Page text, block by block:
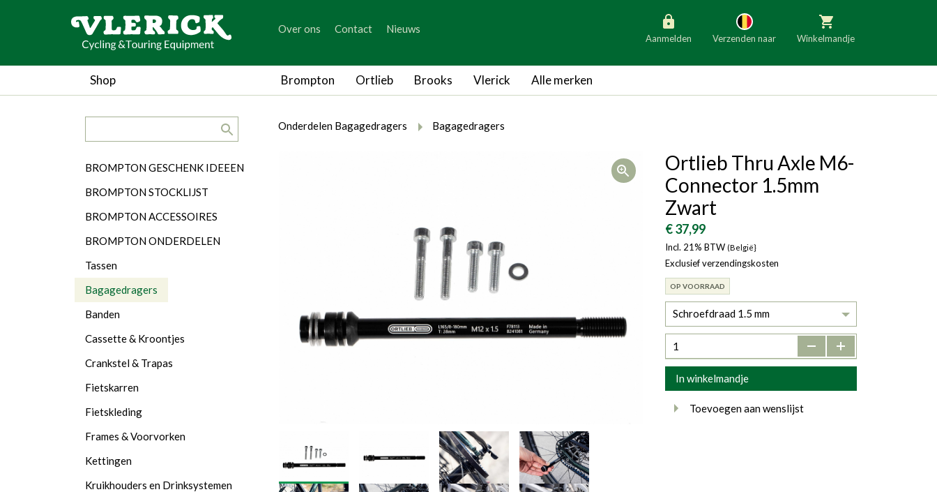
Aanmelden Verzenden naar
Slovenië Italië
Denemarken
Bulgarije
Winkelmandje
generic_skip_language
Over ons Contact Nieuws
Shop Brompton Ortlieb Brooks Vlerick Alle merken
breadcrumb.here
breadcrumb.from
Onderdelen Bagagedragers breadcrumb.to
Bagagedragers
Open
Ortlieb Thru Axle M6-
Connector 1.5mm
Zwart
€ 37,99
Incl. 21% BTW (België}
Exclusief verzendingskosten
OP VOORRAAD
Schroefdraad 1.5 mm
- +
In winkelmandje
Toevoegen aan wenslijst
Categorieën
BROMPTON GESCHENK IDEEEN
BROMPTON STOCKLIJST
BROMPTON ACCESSOIRES
BROMPTON ONDERDELEN
Tassen
Bagagedragers
Banden
Cassette & Kroontjes
Crankstel & Trapas
Fietskarren
Fietskleding
Frames & Voorvorken
Kettingen
Kruikhouders en Drinksystemen